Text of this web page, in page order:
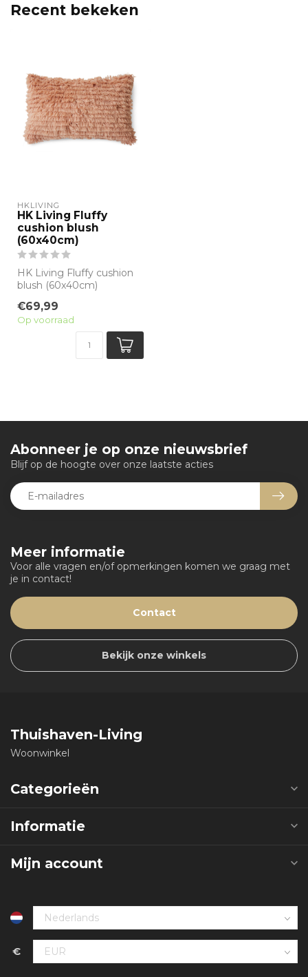
Recent bekeken
HKLIVING
HK Living Fluffy
cushion blush
(60x40cm)
HK Living Fluffy cushion
blush (60x40cm)
50% Katoen
€69,99
Op voorraad
Meer informatie
Voor alle vragen en/of opmerkingen komen we graag met
je in contact!
Contact
Bekijk onze winkels
Abonneer je op onze nieuwsbrief
Blijf op de hoogte over onze laatste acties
Thuishaven-Living
Woonwinkel
Categorieën
Informatie
Mijn account
€